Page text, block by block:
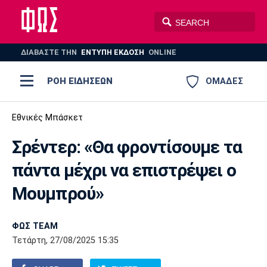
ΔΙΑΒΑΣΤΕ THN ΕΝΤΥΠΗ ΕΚΔΟΣΗ ONLINE
ΟΜΑΔΕΣ
ΡΟΗ ΕΙΔΗΣΕΩΝ
ΠΟΔΟΣΦΑΙΡΟ
ΒΟΛΕΪ ΣΠΟΡ
AUTO-MOTO
Ποδόσφαιρο
Super League 1
Super League 2
Γ Εθνική
Ελλάδα
Μπάσκετ
Ελλάδα
Εθνική
EuroLeague
Ολυμπιακοί Αγώνες
Βόλεϊ
Πόλο
Ολυμπιακός ΑΕΚ ΠΑΟΚ
Παναθηναϊκός Ατρόμητος
Εθνικές Μπάσκετ
Σρέντερ: «Θα φροντίσουμε τα
πάντα μέχρι να επιστρέψει ο
Μουμπρού»
ΦΩΣ TEAM
Τετάρτη, 27/08/2025 15:35